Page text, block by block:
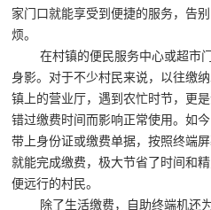
家门口就能享受到便捷的服务，告
烦。
在村镇的便民服务中心或超市门
身影。对于不少村民来说，以往缴
镇上的营业厅，遇到农忙时节，更
错过缴费时间而影响正常使用。如
带上身份证或缴费单据，按照终端
就能完成缴费，极大节省了时间和
便远行的村民。
除了生活缴费，自助终端机还为